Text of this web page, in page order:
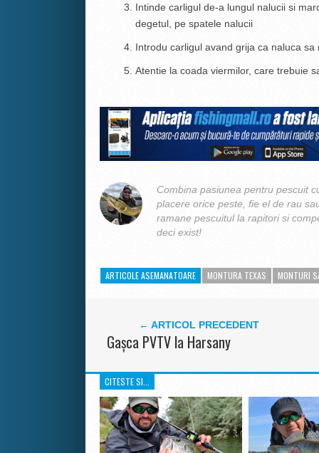
Intinde carligul de-a lungul nalucii si
degetul, pe spatele nalucii
Introdu carligul avand grija ca naluca
Atentie la coada viermilor, care trebuie
Combina pasiunea pentru pescuit
placere orice peste, fie el de rau
ramane pescuitul la rapitori si
deci exist!
ARTICOLE ASEMANATOARE MONTURA TEXAS MONTURI
← ARTICOL PRECEDENT
Gașca PVTV la Harsany
CITESTE SI...